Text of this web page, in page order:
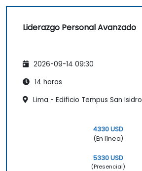
Liderazgo Personal Avanzado
2026-09-14 09:30
14 horas
Lima - Edificio Tempus San Isidro
4330 USD
(En línea)
5330 USD
(Presencial)